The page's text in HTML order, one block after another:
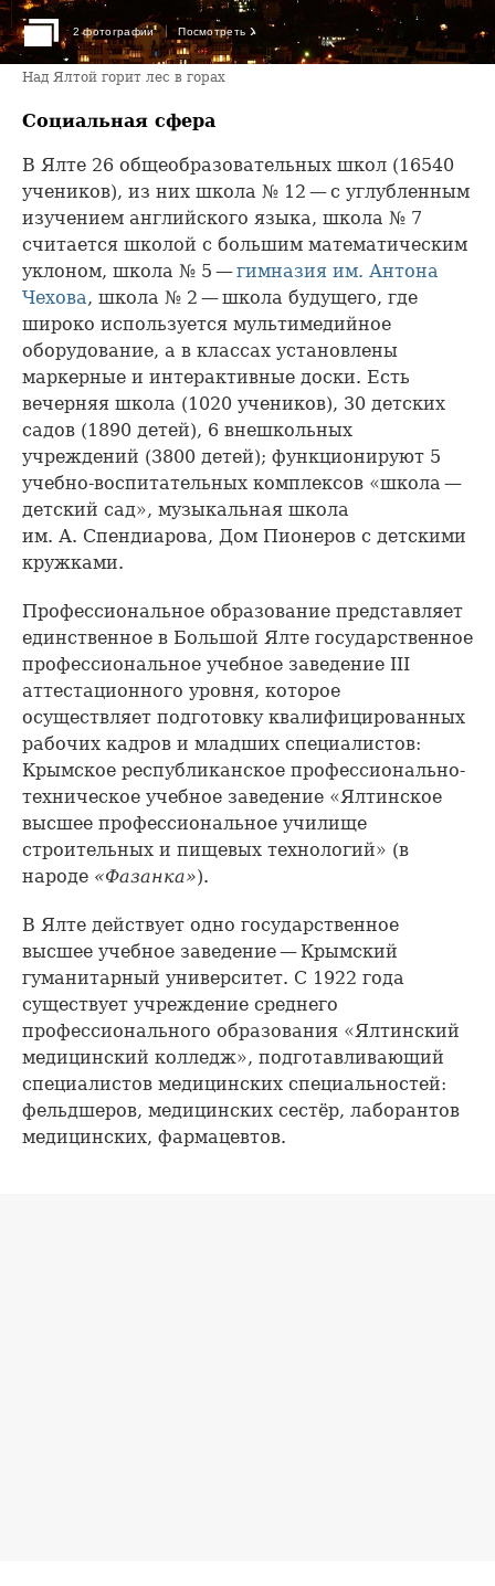
2 фотографии Посмотреть ›
Над Ялтой горит лес в горах
Социальная сфера
В Ялте 26 общеобразовательных школ (16540
учеников), из них школа № 12 — с углубленным
изучением английского языка, школа № 7
считается школой с большим математическим
уклоном, школа № 5 —гимназия им. Антона
Чехова, школа № 2 — школа будущего, где
широко используется мультимедийное
оборудование, а в классах установлены
маркерные и интерактивные доски. Есть
вечерняя школа (1020 учеников), 30 детских
садов (1890 детей), 6 внешкольных
учреждений (3800 детей); функционируют 5
учебно-воспитательных комплексов «школа —
детский сад», музыкальная школа
им. А. Спендиарова, Дом Пионеров с детскими
кружками.
Профессиональное образование представляет
единственное в Большой Ялте государственное
профессиональное учебное заведение III
аттестационного уровня, которое
осуществляет подготовку квалифицированных
рабочих кадров и младших специалистов:
Крымское республиканское профессионально-
техническое учебное заведение «Ялтинское
высшее профессиональное училище
строительных и пищевых технологий» (в
народе «Фазанка»).
В Ялте действует одно государственное
высшее учебное заведение — Крымский
гуманитарный университет. С 1922 года
существует учреждение среднего
профессионального образования «Ялтинский
медицинский колледж», подготавливающий
специалистов медицинских специальностей:
фельдшеров, медицинских сестёр, лаборантов
медицинских, фармацевтов.